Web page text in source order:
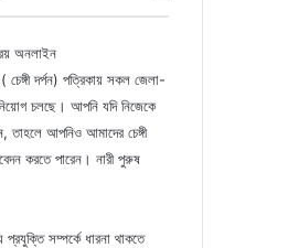
অনলাইন
দর্পন) পত্রিকায় সকল জেলা-
চলছে। আপনি যদি নিজেকে
আপনিও আমাদের চেঙ্গী
করতে পারেন। নারী পুরুষ
সম্পর্কে ধারনা থাকতে